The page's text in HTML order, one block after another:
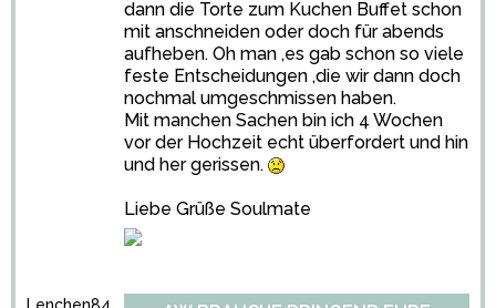
dann die Torte zum Kuchen Buffet schon
mit anschneiden oder doch für abends
aufheben. Oh man ,es gab schon so viele
feste Entscheidungen ,die wir dann doch
nochmal umgeschmissen haben.
Mit manchen Sachen bin ich 4 Wochen
vor der Hochzeit echt überfordert und hin
und her gerissen.
Liebe Grüße Soulmate